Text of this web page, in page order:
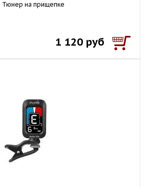
Тюнер на прищепке
1 120 руб